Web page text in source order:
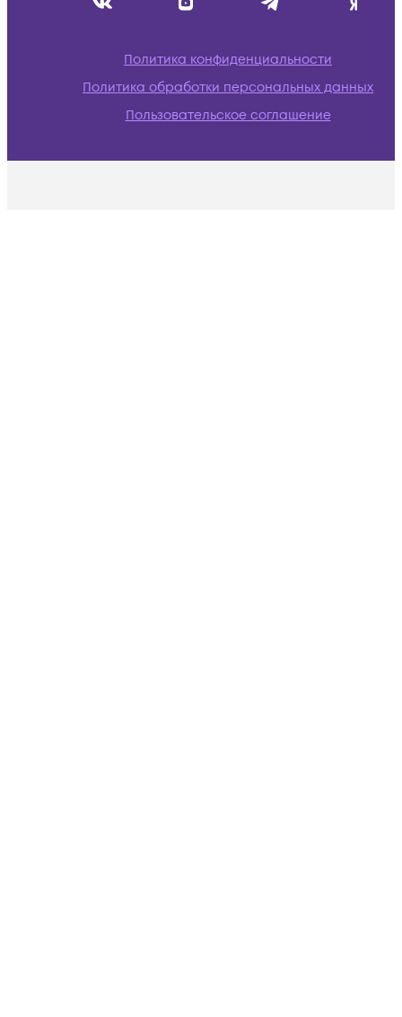
Политика конфиденциальности
Политика обработки персональных данных
Пользовательское соглашение